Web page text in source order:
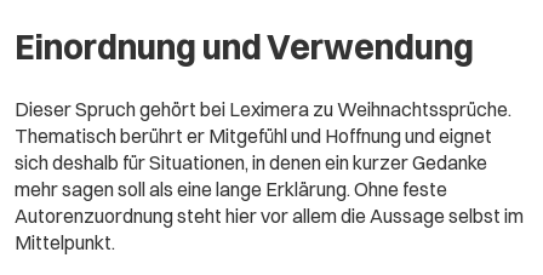
Einordnung und Verwendung
Dieser Spruch gehört bei Leximera zu Weihnachtssprüche.
Thematisch berührt er Mitgefühl und Hoffnung und eignet
sich deshalb für Situationen, in denen ein kurzer Gedanke
mehr sagen soll als eine lange Erklärung. Ohne feste
Autorenzuordnung steht hier vor allem die Aussage selbst im
Mittelpunkt.